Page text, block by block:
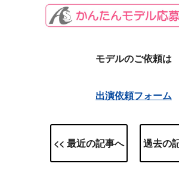
モデルのご依頼は
出演依頼フォーム
<< 最近の記事へ 過去の